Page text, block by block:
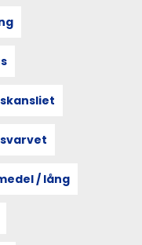
/ lång